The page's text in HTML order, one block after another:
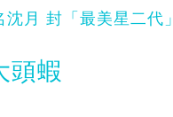
月 封「最美星二代」
頭蝦